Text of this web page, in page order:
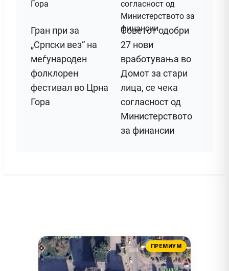
Гран при за
„Српски вез“ на
меѓународен
фолклорен
фестивал во Црна
Гора
Советот одобри
27 нови
вработувања во
Домот за стари
лица, се чека
согласност од
Министерството
за финансии
ПРЕМИУМ